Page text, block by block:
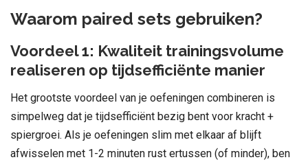
Waarom paired sets gebruiken?
Voordeel 1: Kwaliteit trainingsvolume
realiseren op tijdsefficiënte manier
Het grootste voordeel van je oefeningen combineren is
simpelweg dat je tijdsefficiënt bezig bent voor kracht +
spiergroei. Als je oefeningen slim met elkaar af blijft
afwisselen met 1-2 minuten rust ertussen (of minder), ben